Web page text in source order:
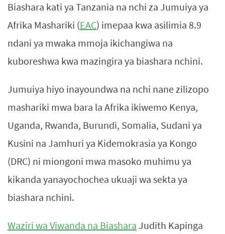
Biashara kati ya Tanzania na nchi za Jumuiya ya
Afrika Mashariki (EAC) imepaa kwa asilimia 8.9
ndani ya mwaka mmoja ikichangiwa na
kuboreshwa kwa mazingira ya biashara nchini.
Jumuiya hiyo inayoundwa na nchi nane zilizopo
mashariki mwa bara la Afrika ikiwemo Kenya,
Uganda, Rwanda, Burundi, Somalia, Sudani ya
Kusini na Jamhuri ya Kidemokrasia ya Kongo
(DRC) ni miongoni mwa masoko muhimu ya
kikanda yanayochochea ukuaji wa sekta ya
biashara nchini.
Waziri wa Viwanda na Biashara Judith Kapinga